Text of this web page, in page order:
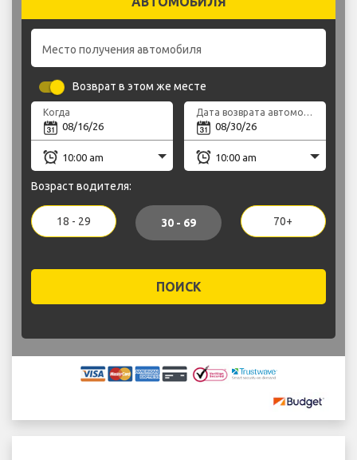
Место получения автомобиля
Возврат в этом же месте
Когда Дата возврата автомобиля
Возраст водителя:
18 - 29 30 - 69 70+
ПОИСК